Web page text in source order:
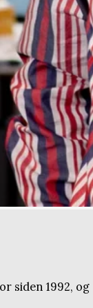
siden 1992,